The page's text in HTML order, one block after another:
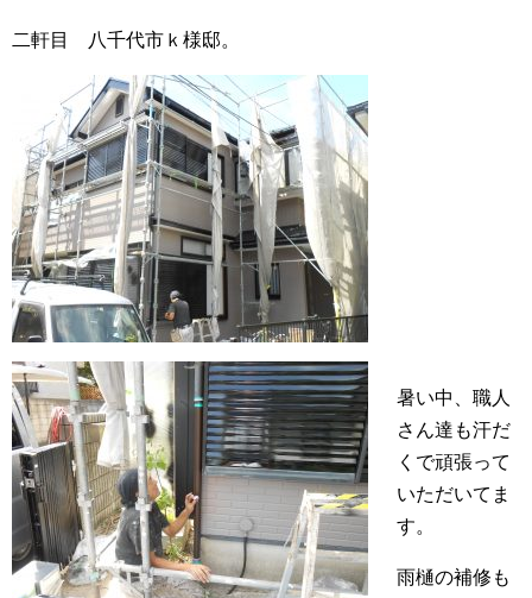
二軒目 八千代市ｋ様邸。
暑い中、職人
さん達も汗だ
くで頑張って
いただいてま
す。
雨樋の補修も